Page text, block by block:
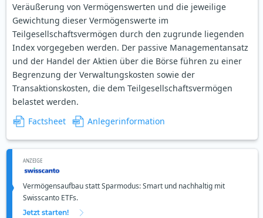
Veräußerung von Vermögenswerten und die jeweilige
Gewichtung dieser Vermögenswerte im
Teilgesellschaftsvermögen durch den zugrunde liegenden
Index vorgegeben werden. Der passive Managementansatz
und der Handel der Aktien über die Börse führen zu einer
Begrenzung der Verwaltungskosten sowie der
Transaktionskosten, die dem Teilgesellschaftsvermögen
belastet werden.
Factsheet
Anlegerinformation
ANZEIGE
Vermögensaufbau statt Sparmodus: Smart und nachhaltig mit
Swisscanto ETFs.
Jetzt starten!